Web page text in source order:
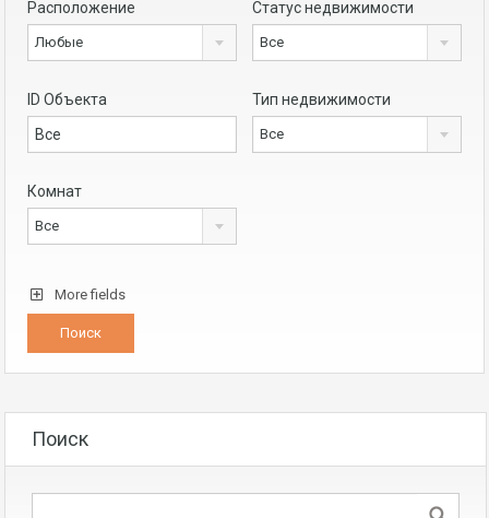
Расположение
Любые
Статус недвижимости
Все
ID Объекта Тип недвижимости
Все
Комнат
Все
More fields
Поиск